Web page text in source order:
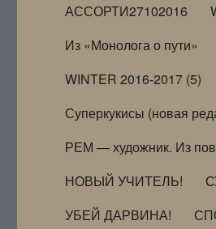
АССОРТИ27102016
Из «Монолога о пути»
WINTER 2016-2017 (5)
Суперкукисы (новая
РЕМ — художник. Из
НОВЫЙ УЧИТЕЛЬ!
УБЕЙ ДАРВИНА!